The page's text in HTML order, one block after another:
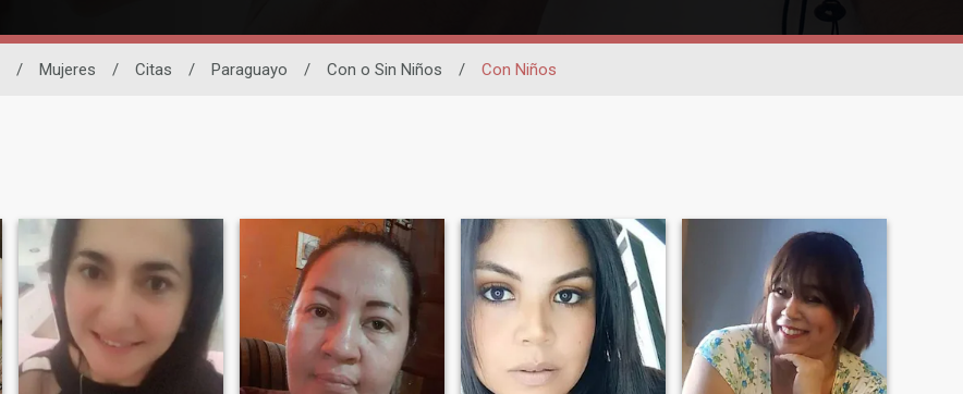
/ Mujeres / Citas / Paraguayo / Con o Sin Niños / Con Niños